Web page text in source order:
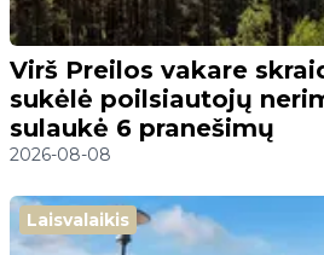
Virš Preilos vakare
sukėlė poilsiautojų
sulaukė 6 pranešimų
2026-08-08
Laisvalaikis